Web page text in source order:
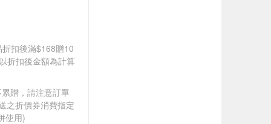
扣後滿$168贈10
折扣後金額為計算
贈，請注意訂單
之折價券消費指定
使用)